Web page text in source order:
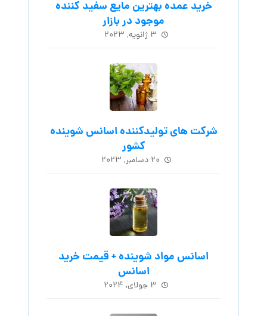
خرید عمده بهترین مایع سفید کننده
موجود در بازار
۳ ژانویه, ۲۰۲۳
شرکت های تولیدکننده اسانس شوینده
کشور
۲۰ دسامبر, ۲۰۲۳
اسانس مواد شوینده + قیمت خرید
اسانس
۳ جولای, ۲۰۲۴